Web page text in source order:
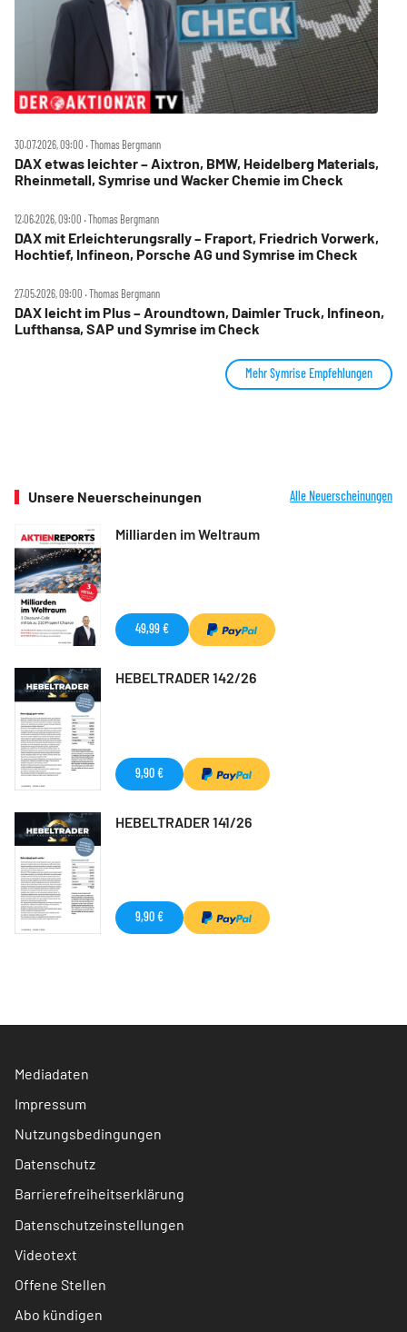
30.07.2026, 09:00 ‧ Thomas Bergmann
DAX etwas leichter – Aixtron, BMW, Heidelberg Materials,
Rheinmetall, Symrise und Wacker Chemie im Check
12.06.2026, 09:00 ‧ Thomas Bergmann
DAX mit Erleichterungsrally – Fraport, Friedrich Vorwerk,
Hochtief, Infineon, Porsche AG und Symrise im Check
27.05.2026, 09:00 ‧ Thomas Bergmann
DAX leicht im Plus – Aroundtown, Daimler Truck, Infineon,
Lufthansa, SAP und Symrise im Check
Mehr Symrise Empfehlungen
Unsere Neuerscheinungen Alle Neuerscheinungen
Milliarden im Weltraum
49,99 €
HEBELTRADER 142/26
9,90 €
HEBELTRADER 141/26
9,90 €
Mediadaten
Impressum
Nutzungsbedingungen
Datenschutz
Barrierefreiheitserklärung
Datenschutzeinstellungen
Videotext
Offene Stellen
Abo kündigen